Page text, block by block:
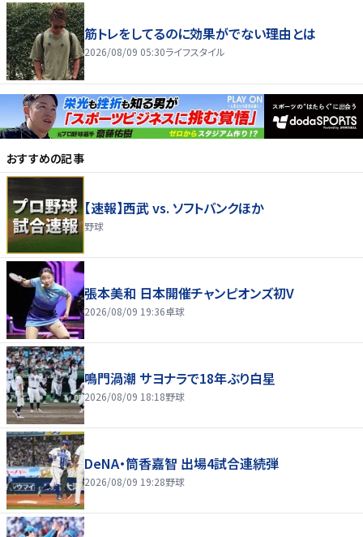
筋トレをしてるのに効果がでない理由とは
2026/08/09 05:30ライフスタイル
おすすめの記事
【速報】西武 vs. ソフトバンクほか
野球
張本美和 日本開催チャンピオンズ初V
2026/08/09 19:36卓球
鳴門渦潮 サヨナラで18年ぶり白星
2026/08/09 18:18野球
DeNA・筒香嘉智 出場4試合連続弾
2026/08/09 19:28野球